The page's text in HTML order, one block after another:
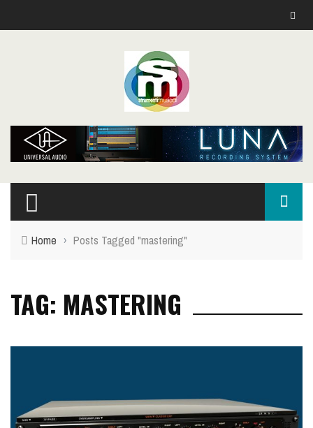
Home › Posts Tagged "mastering"
TAG: MASTERING